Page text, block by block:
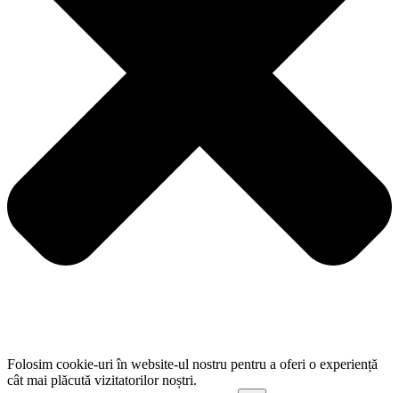
Folosim cookie-uri în website-ul nostru pentru a oferi o experiență
cât mai plăcută vizitatorilor noștri.